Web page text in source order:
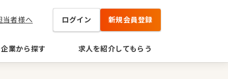
当者様へ ログイン 新規会員登録
企業から探す 求人を紹介してもらう